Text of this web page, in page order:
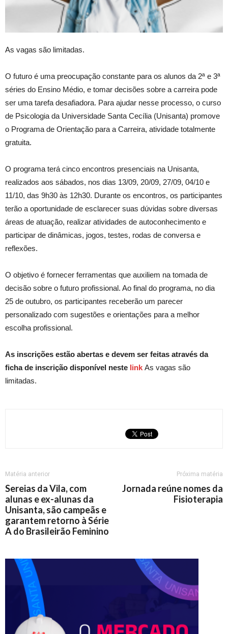
As vagas são limitadas.
O futuro é uma preocupação constante para os alunos da 2ª e 3ª
séries do Ensino Médio, e tomar decisões sobre a carreira pode
ser uma tarefa desafiadora. Para ajudar nesse processo, o curso
de Psicologia da Universidade Santa Cecília (Unisanta) promove
o Programa de Orientação para a Carreira, atividade totalmente
gratuita.
O programa terá cinco encontros presenciais na Unisanta,
realizados aos sábados, nos dias 13/09, 20/09, 27/09, 04/10 e
11/10, das 9h30 às 12h30. Durante os encontros, os participantes
terão a oportunidade de esclarecer suas dúvidas sobre diversas
áreas de atuação, realizar atividades de autoconhecimento e
participar de dinâmicas, jogos, testes, rodas de conversa e
reflexões.
O objetivo é fornecer ferramentas que auxiliem na tomada de
decisão sobre o futuro profissional. Ao final do programa, no dia
25 de outubro, os participantes receberão um parecer
personalizado com sugestões e orientações para a melhor
escolha profissional.
As inscrições estão abertas e devem ser feitas através da
ficha de inscrição disponível neste link As vagas são
limitadas.
Matéria anterior
Sereias da Vila, com
alunas e ex-alunas da
Unisanta, são campeãs e
garantem retorno à Série
A do Brasileirão Feminino
Próxima matéria
Jornada reúne nomes da
Fisioterapia